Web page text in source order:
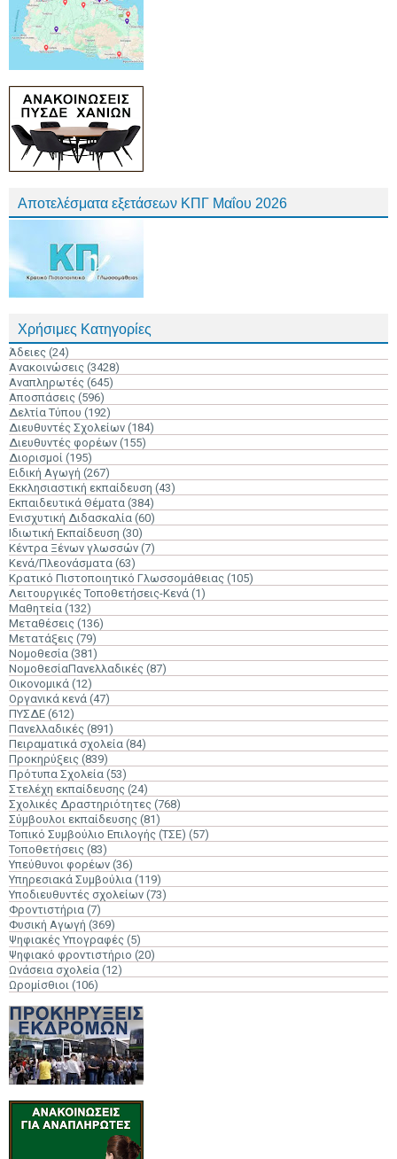
Αποτελέσματα εξετάσεων ΚΠΓ Μαΐου 2026
Χρήσιμες Κατηγορίες
Άδειες (24)
Ανακοινώσεις (3428)
Αναπληρωτές (645)
Αποσπάσεις (596)
Δελτία Τύπου (192)
Διευθυντές Σχολείων (184)
Διευθυντές φορέων (155)
Διορισμοί (195)
Ειδική Αγωγή (267)
Εκκλησιαστική εκπαίδευση (43)
Εκπαιδευτικά Θέματα (384)
Ενισχυτική Διδασκαλία (60)
Ιδιωτική Εκπαίδευση (30)
Κέντρα Ξένων γλωσσών (7)
Κενά/Πλεονάσματα (63)
Κρατικό Πιστοποιητικό Γλωσσομάθειας (105)
Λειτουργικές Τοποθετήσεις-Κενά (1)
Μαθητεία (132)
Μεταθέσεις (136)
Μετατάξεις (79)
Νομοθεσία (381)
ΝομοθεσίαΠανελλαδικές (87)
Οικονομικά (12)
Οργανικά κενά (47)
ΠΥΣΔΕ (612)
Πανελλαδικές (891)
Πειραματικά σχολεία (84)
Προκηρύξεις (839)
Πρότυπα Σχολεία (53)
Στελέχη εκπαίδευσης (24)
Σχολικές Δραστηριότητες (768)
Σύμβουλοι εκπαίδευσης (81)
Τοπικό Συμβούλιο Επιλογής (ΤΣΕ) (57)
Τοποθετήσεις (83)
Υπεύθυνοι φορέων (36)
Υπηρεσιακά Συμβούλια (119)
Υποδιευθυντές σχολείων (73)
Φροντιστήρια (7)
Φυσική Αγωγή (369)
Ψηφιακές Υπογραφές (5)
Ψηφιακό φροντιστήριο (20)
Ωνάσεια σχολεία (12)
Ωρομίσθιοι (106)